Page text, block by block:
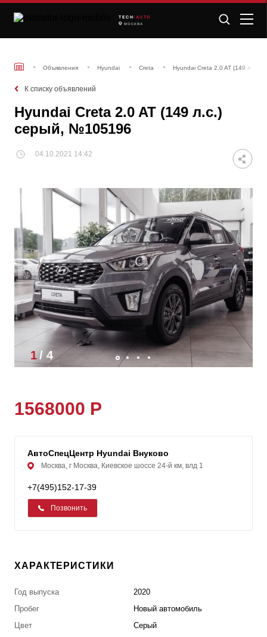
TECH /AUTO
МОСКВА
Объявления Hyundai Creta Hyundai Creta 2.0 AT (149 л.с.)
К списку объявлений
Hyundai Creta 2.0 AT (149 л.с.)
серый, №105196
04.10.2021 14:42
1/ 4
1568000 Р
АвтоСпецЦентр Hyundai Внуково
Москва, г Москва, Киевское шоссе 24-й км, влд 1
+7(495)152-17-39
Позвонить
ХАРАКТЕРИСТИКИ
Год выпуска
2020
Пробег
Новый автомобиль
Цвет
Серый